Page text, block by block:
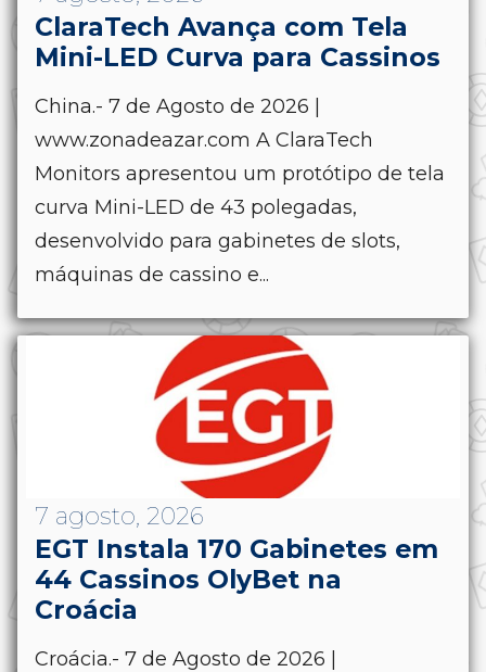
ClaraTech Avança com Tela
Mini-LED Curva para Cassinos
China.- 7 de Agosto de 2026 |
www.zonadeazar.com A ClaraTech
Monitors apresentou um protótipo de tela
curva Mini-LED de 43 polegadas,
desenvolvido para gabinetes de slots,
máquinas de cassino e...
7 agosto, 2026
EGT Instala 170 Gabinetes em
44 Cassinos OlyBet na
Croácia
Croácia.- 7 de Agosto de 2026 |